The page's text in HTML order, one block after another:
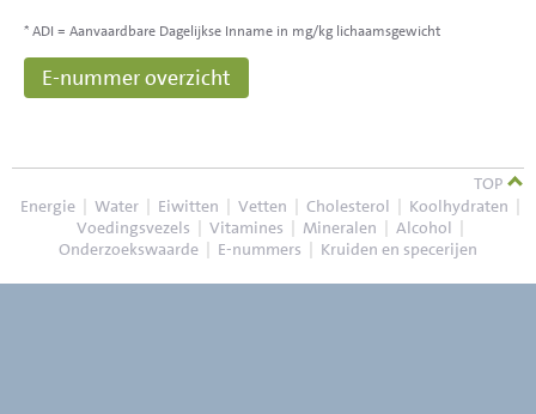
* ADI = Aanvaardbare Dagelijkse Inname in mg/kg lichaamsgewicht
E-nummer overzicht
TOP
Energie | Water | Eiwitten | Vetten | Cholesterol | Koolhydraten |
Voedingsvezels | Vitamines | Mineralen | Alcohol |
Onderzoekswaarde | E-nummers | Kruiden en specerijen